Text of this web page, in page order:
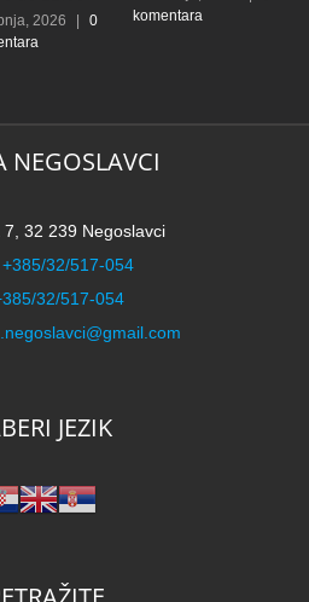
2026
0
komentara
NEGOSLAVCI
7, 32 239 Negoslavci
+385/32/517-054
32/517-054
JEZIK